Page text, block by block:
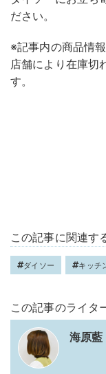
ださい。
※記事内の商品情
店舗により在庫切
す。
この記事に関連す
ダイソー キッチ
この記事のライタ
海原藍